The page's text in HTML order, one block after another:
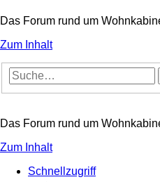
Das Forum rund um
Zum Inhalt
Das Forum rund um
Zum Inhalt
Schnellzugriff